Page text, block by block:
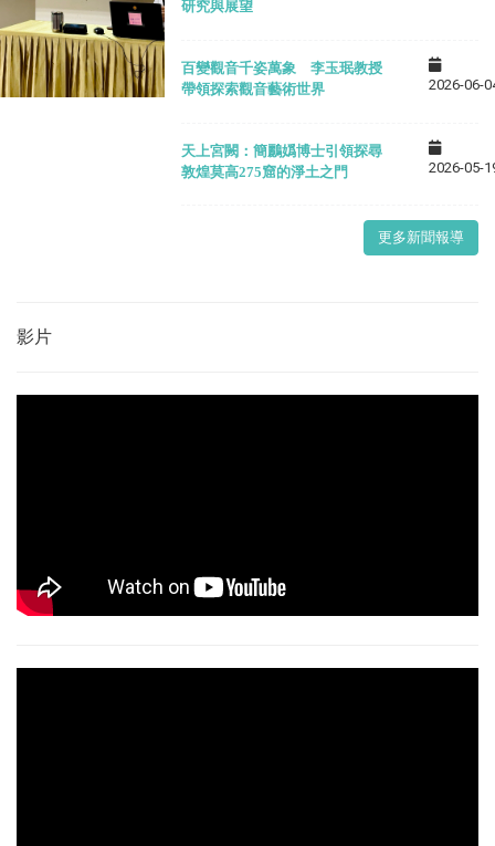
研究與展望
百變觀音千姿萬象 李玉珉教授
帶領探索觀音藝術世界
2026-06-
天上宮闕：簡鸝嬀博士引領探尋
敦煌莫高275窟的淨土之門
2026-05-
更多新聞報導
影片